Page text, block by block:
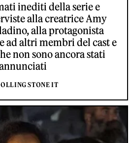
inediti della serie e
alla creatrice Amy
alla protagonista
ad altri membri del cast e
non sono ancora stati
STONE IT